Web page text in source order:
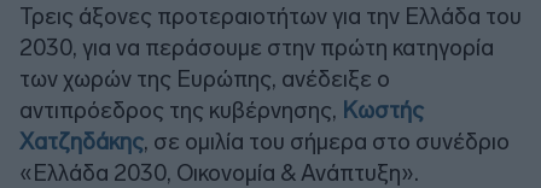
Τρεις άξονες προτεραιοτήτων για την Ελλάδα του
2030, για να περάσουμε στην πρώτη κατηγορία
των χωρών της Ευρώπης, ανέδειξε ο
αντιπρόεδρος της κυβέρνησης, Κωστής
Χατζηδάκης, σε ομιλία του σήμερα στο συνέδριο
«Ελλάδα 2030, Οικονομία & Ανάπτυξη».